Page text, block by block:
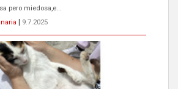
pero miedosa,e...
9.7.2025